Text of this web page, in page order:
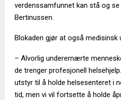
verdenssamfunnet kan stå og
Bertinussen.
Blokaden gjør at også medisinsk
– Alvorlig underernærte
de trenger profesjonell
utstyr til å holde helsesenteret i
tid, men vi vil fortsette å holde